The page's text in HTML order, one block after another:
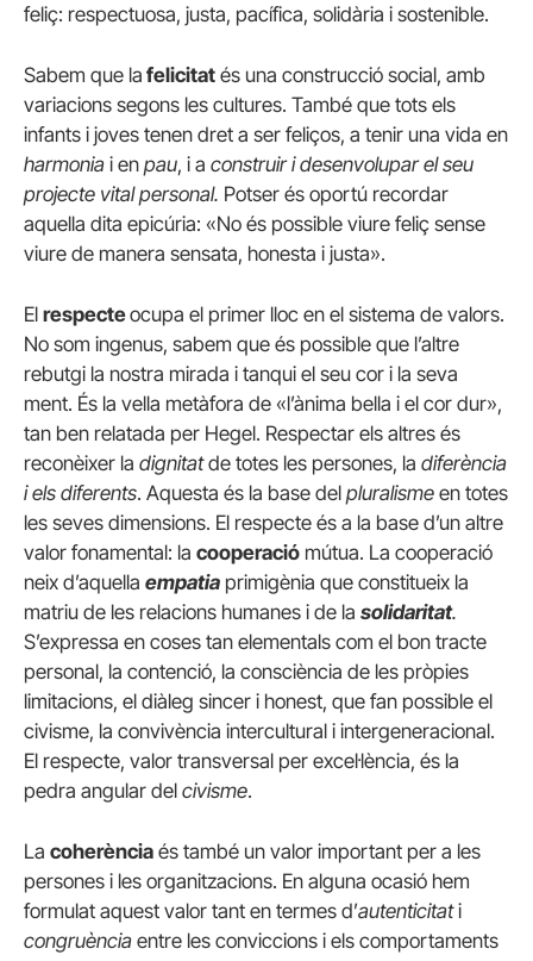
feliç: respectuosa, justa, pacífica, solidària i sostenible.
Sabem que la felicitat és una construcció social, amb
variacions segons les cultures. També que tots els
infants i joves tenen dret a ser feliços, a tenir una vida en
harmonia i en pau, i a construir i desenvolupar el seu
projecte vital personal. Potser és oportú recordar
aquella dita epicúria: «No és possible viure feliç sense
viure de manera sensata, honesta i justa».
El respecteocupa el primer lloc en el sistema de valors.
No som ingenus, sabem que és possible que l’altre
rebutgi la nostra mirada i tanqui el seu cor i la seva
ment. És la vella metàfora de «l’ànima bella i el cor dur»,
tan ben relatada per Hegel. Respectar els altres és
reconèixer la dignitatde totes les persones, la diferència
i els diferents. Aquesta és la base del pluralisme en totes
les seves dimensions. El respecte és a la base d’un altre
valor fonamental: la cooperació mútua. La cooperació
neix d’aquella empatia primigènia que constitueix la
matriu de les relacions humanes i de la solidaritat.
S’expressa en coses tan elementals com el bon tracte
personal, la contenció, la consciència de les pròpies
limitacions, el diàleg sincer i honest, que fan possible el
civisme, la convivència intercultural i intergeneracional.
El respecte, valor transversal per excel·lència, és la
pedra angular del civisme.
La coherència és també un valor important per a les
persones i les organitzacions. En alguna ocasió hem
formulat aquest valor tant en termes d’autenticitati
congruència entre les conviccions i els comportaments